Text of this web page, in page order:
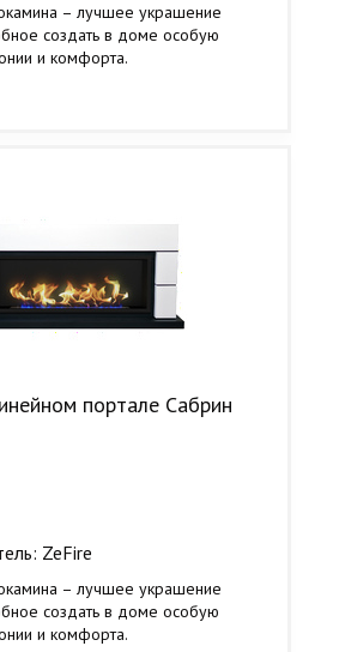
– лучшее украшение
создать в доме особую
и комфорта.
портале Сабрин
ZeFire
– лучшее украшение
создать в доме особую
и комфорта.